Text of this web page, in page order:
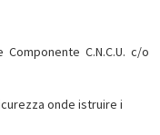
Componente C.N.C.U. c/o
onde istruire i